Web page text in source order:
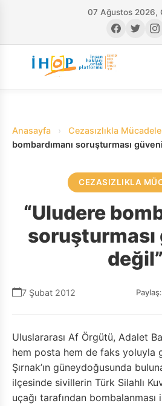
07 Ağustos 2026,
Anasayfa › Cezasızlıkla Mücadele
bombardımanı soruşturması
CEZASIZLIKLA
“Uludere
değil”
7 Şubat 2012 Paylaş:
Uluslararası Af Örgütü, Adalet
hem posta hem de faks yoluyla
Şırnak’ın güneydoğusunda
ilçesinde sivillerin Türk Silahlı
uçağı tarafından